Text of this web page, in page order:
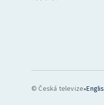
© Česká televize•